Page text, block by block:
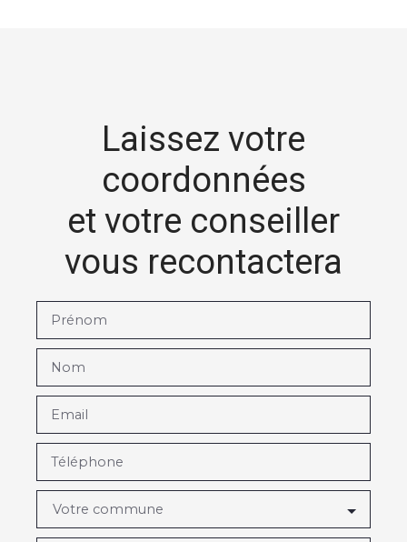
Laissez votre
coordonnées
et votre conseiller
vous recontactera
Prénom
Nom
Email
Téléphone
Votre commune